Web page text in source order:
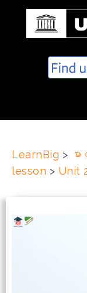
e
LearnBig > မ
lesson > Unit